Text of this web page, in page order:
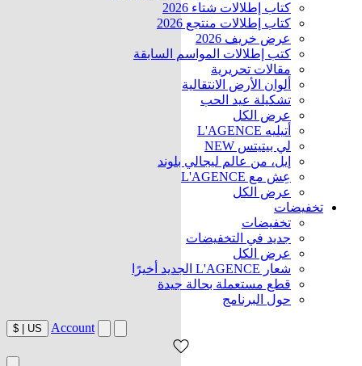
كتاب إطلالات شتاء 2026
كتاب إطلالات منتجع 2026
عرض خريف 2026
كتب إطلالات المواسم السابقة
مقالات تحريرية
ألوان الأرض الانتقالية
تشكيلة عيد الحب
عرض الكل
أتيليه L'AGENCE
لي بيتيتس NEW
إيل، من عالم ليجالي بلوند
عِش مع L'AGENCE
عرض الكل
تخفيضات
تخفيضات
جديد في التخفيضات
عرض الكل
شعار L'AGENCE الجديد أخيرًا
قطع مستعملة بحالة جيدة
حول البرنامج
US
$ Account